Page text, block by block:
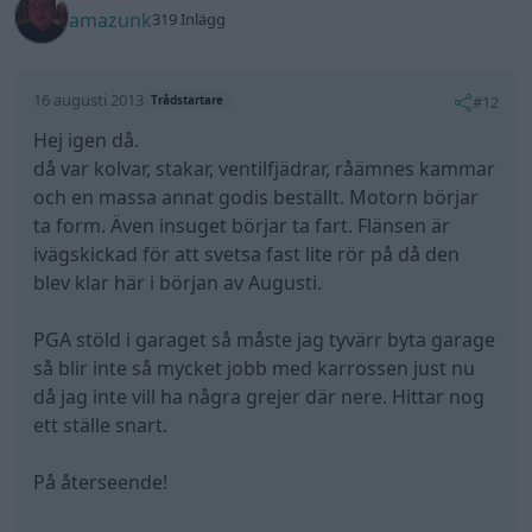
PGA stöld i garaget så måste jag tyvärr byta garage
så blir inte så mycket jobb med karrossen just nu
ett ställe snart.
På återseende!
//Magnus
https://www.facebook.com/PME-Motorsport … 573620361/
Volvo Amazon
(1967)
Citera